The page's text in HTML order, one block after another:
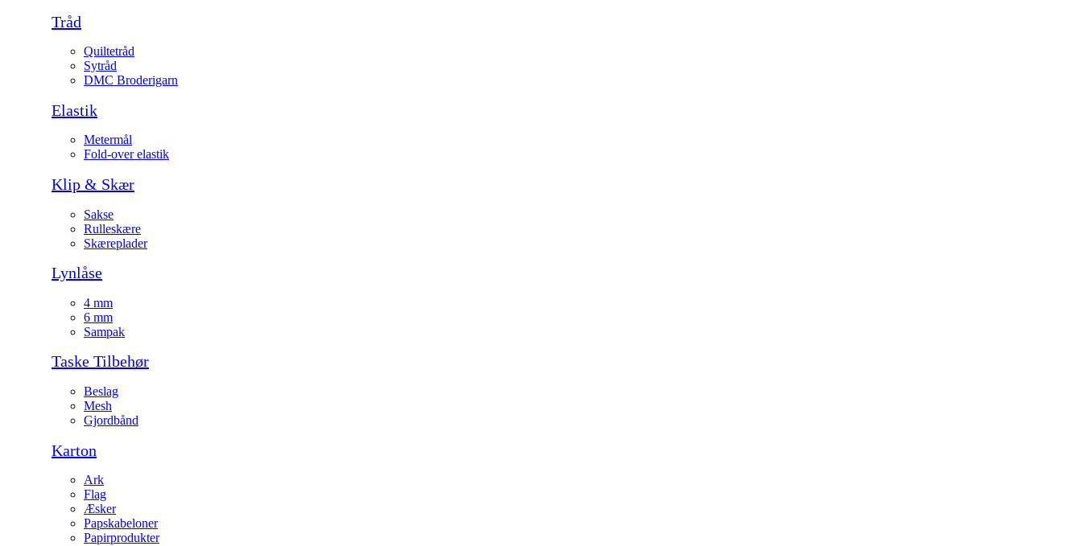
Tråd
Quiltetråd
Sytråd
DMC Broderigarn
Elastik
Metermål
Fold-over elastik
Klip & Skær
Sakse
Rulleskære
Skæreplader
Lynlåse
4 mm
6 mm
Sampak
Taske Tilbehør
Beslag
Mesh
Gjordbånd
Karton
Ark
Flag
Æsker
Papskabeloner
Papirprodukter